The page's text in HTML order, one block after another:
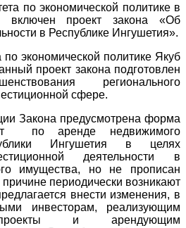
по экономической политике в
включен проект закона «Об
в Республике Ингушетия».
по экономической политике Якуб
проект закона подготовлен
регионального
сфере.
Закона предусмотрена форма
по аренде недвижимого
Ингушетия в целях
деятельности в
имущества, но не прописан
периодически возникают
внести изменения, в
инвесторам, реализующим
проекты и арендующим